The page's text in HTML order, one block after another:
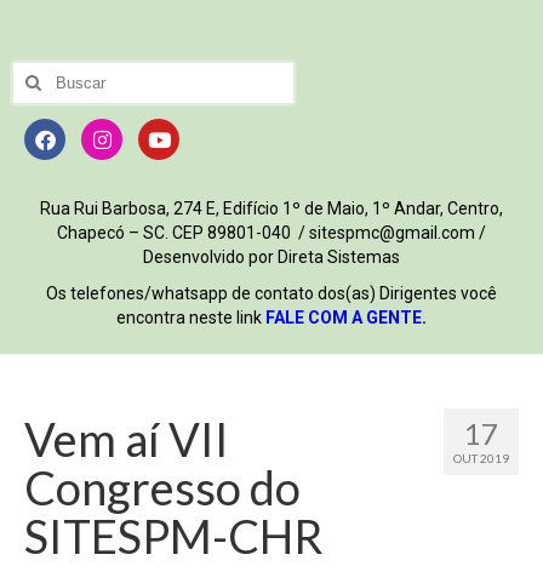
Rua Rui Barbosa, 274 E, Edifício 1º de Maio, 1º Andar, Centro,
Chapecó – SC. CEP 89801-040 / sitespmc@gmail.com /
Desenvolvido por Direta Sistemas
Os telefones/whatsapp de contato dos(as) Dirigentes você
encontra neste link FALE COM A GENTE.
17
OUT 2019
Vem aí VII
Congresso do
SITESPM-CHR